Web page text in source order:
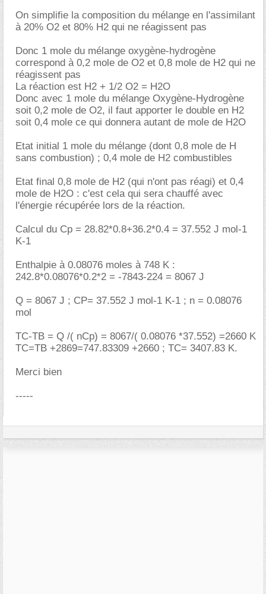
On simplifie la composition du mélange en l'assimilant
à 20% O2 et 80% H2 qui ne réagissent pas
Donc 1 mole du mélange oxygène-hydrogène
correspond à 0,2 mole de O2 et 0,8 mole de H2 qui ne
réagissent pas
La réaction est H2 + 1/2 O2 = H2O
Donc avec 1 mole du mélange Oxygène-Hydrogène
soit 0,2 mole de O2, il faut apporter le double en H2
soit 0,4 mole ce qui donnera autant de mole de H2O
Etat initial 1 mole du mélange (dont 0,8 mole de H
sans combustion) ; 0,4 mole de H2 combustibles
Etat final 0,8 mole de H2 (qui n'ont pas réagi) et 0,4
mole de H2O : c'est cela qui sera chauffé avec
l'énergie récupérée lors de la réaction.
Calcul du Cp = 28.82*0.8+36.2*0.4 = 37.552 J mol-1
K-1
Enthalpie à 0.08076 moles à 748 K :
242.8*0.08076*0.2*2 = -7843-224 = 8067 J
Q = 8067 J ; CP= 37.552 J mol-1 K-1 ; n = 0.08076
mol
TC-TB = Q /( nCp) = 8067/( 0.08076 *37.552) =2660 K
TC=TB +2869=747.83309 +2660 ; TC= 3407.83 K.
Merci bien
-----